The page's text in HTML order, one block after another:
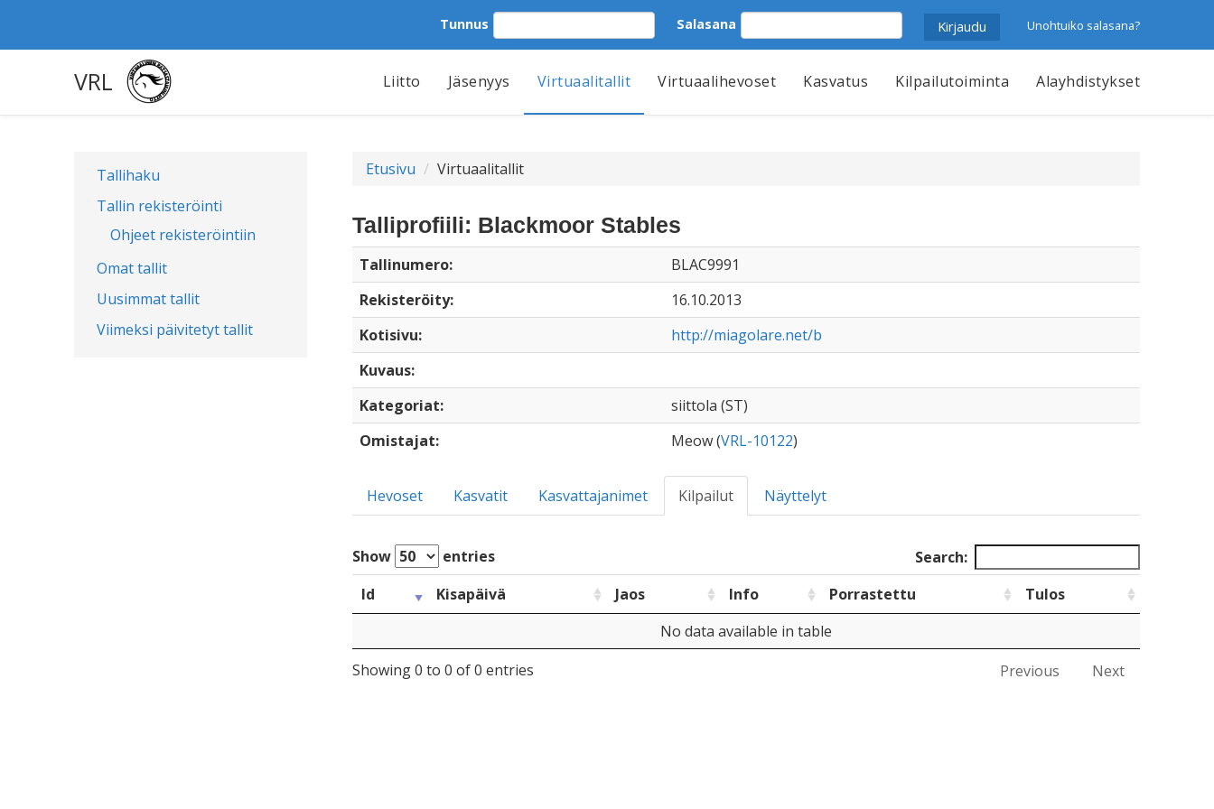
Tunnus Salasana Unohtuiko salasana?
VRL Liitto Jäsenyys Virtuaalitallit Virtuaalihevoset Kasvatus Kilpailutoiminta Alayhdistykset
Tallihaku
Tallin rekisteröinti
Ohjeet rekisteröintiin
Omat tallit
Uusimmat tallit
Viimeksi päivitetyt tallit
Etusivu Virtuaalitallit
Talliprofiili: Blackmoor Stables
Tallinumero:
BLAC9991
Rekisteröity:
16.10.2013
Kotisivu:
http://miagolare.net/b
Kuvaus:
Kategoriat:
siittola (ST)
Omistajat:
Meow (VRL-10122)
Hevoset Kasvatit Kasvattajanimet Kilpailut Näyttelyt
Show entries
Search:
Id
Kisapäivä Jaos Info Porrastettu
Tulos
No data available in table
Showing 0 to 0 of 0 entries
Previous Next